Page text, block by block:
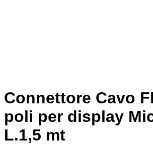
Connettore Cavo
poli per display
L.1,5 mt